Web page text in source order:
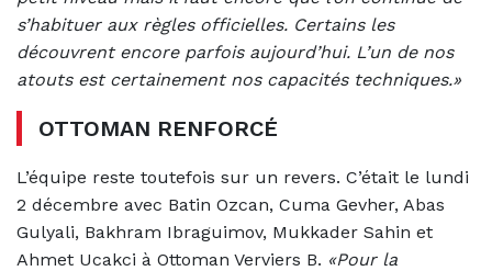
s’habituer aux règles officielles. Certains les
découvrent encore parfois aujourd’hui. L’un de nos
atouts est certainement nos capacités techniques.»
OTTOMAN RENFORCÉ
L’équipe reste toutefois sur un revers. C’était le lundi
2 décembre avec Batin Ozcan, Cuma Gevher, Abas
Gulyali, Bakhram Ibraguimov, Mukkader Sahin et
Ahmet Ucakci à Ottoman Verviers B. «Pour la